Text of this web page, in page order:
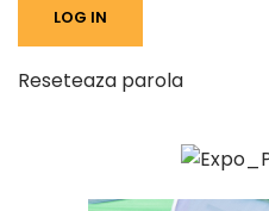
Reseteaza parola